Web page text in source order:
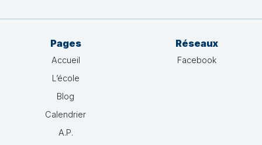
Pages
Accueil
L’école
Blog
Calendrier
A.P.
Réseaux
Facebook